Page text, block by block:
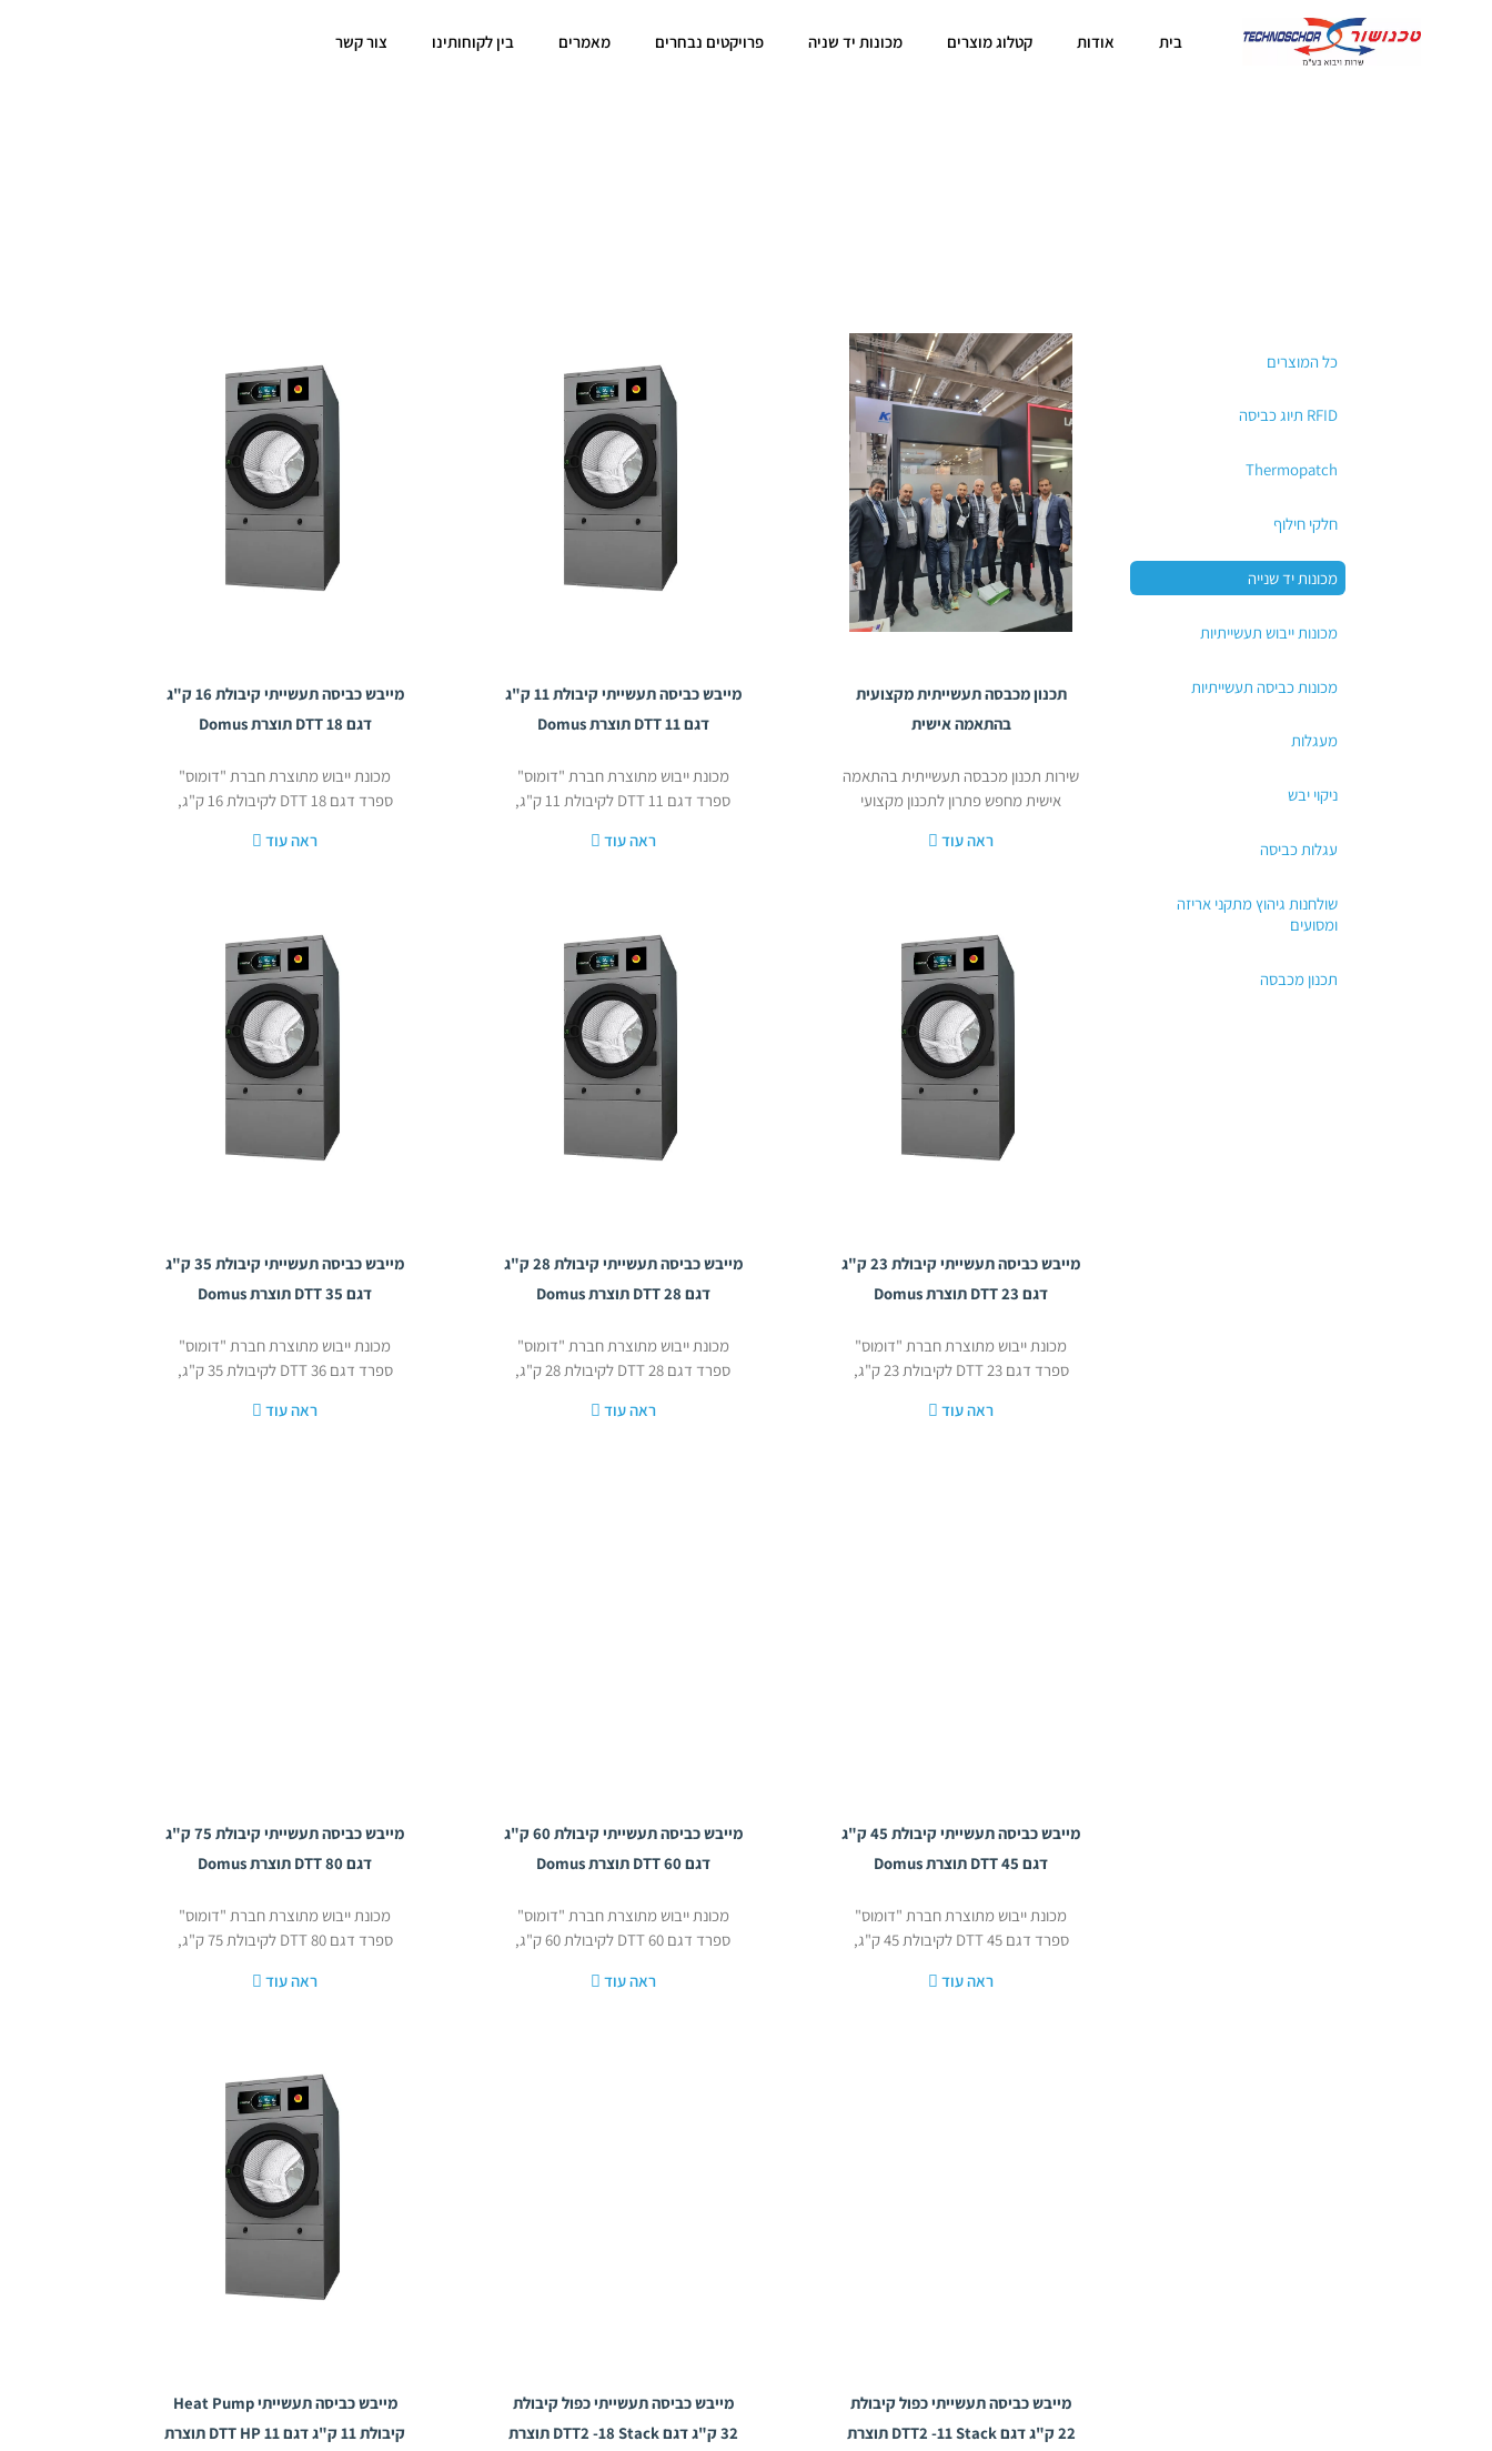
בית אודות קטלוג מוצרים מכונות יד שניה פרויקטים נבחרים מאמרים בין לקוחותינו צור קשר
כל המוצרים
RFID תיוג כביסה
Thermopatch
חלקי חילוף
מכונות יד שנייה
מכונות ייבוש תעשייתיות
מכונות כביסה תעשייתיות
מעגלות
ניקוי יבש
עגלות כביסה
שולחנות גיהוץ מתקני אריזה
ומסועים
תכנון מכבסה
תכנון מכבסה תעשייתית מקצועית
בהתאמה אישית
שירות תכנון מכבסה תעשייתית בהתאמה
אישית מחפש פתרון לתכנון מקצועי
ראה עוד
מייבש כביסה תעשייתי קיבולת 11 ק"ג
דגם DTT 11 תוצרת Domus
מכונת ייבוש מתוצרת חברת "דומוס"
ספרד דגם 11 DTT לקיבולת 11 ק"ג,
ראה עוד
מייבש כביסה תעשייתי קיבולת 16 ק"ג
דגם DTT 18 תוצרת Domus
מכונת ייבוש מתוצרת חברת "דומוס"
ספרד דגם 18 DTT לקיבולת 16 ק"ג,
ראה עוד
מייבש כביסה תעשייתי קיבולת 23 ק"ג
דגם DTT 23 תוצרת Domus
מכונת ייבוש מתוצרת חברת "דומוס"
ספרד דגם 23 DTT לקיבולת 23 ק"ג,
ראה עוד
מייבש כביסה תעשייתי קיבולת 28 ק"ג
דגם DTT 28 תוצרת Domus
מכונת ייבוש מתוצרת חברת "דומוס"
ספרד דגם 28 DTT לקיבולת 28 ק"ג,
ראה עוד
מייבש כביסה תעשייתי קיבולת 35 ק"ג
דגם DTT 35 תוצרת Domus
מכונת ייבוש מתוצרת חברת "דומוס"
ספרד דגם 36 DTT לקיבולת 35 ק"ג,
ראה עוד
מייבש כביסה תעשייתי קיבולת 45 ק"ג
דגם DTT 45 תוצרת Domus
מכונת ייבוש מתוצרת חברת "דומוס"
ספרד דגם 45 DTT לקיבולת 45 ק"ג,
ראה עוד
מייבש כביסה תעשייתי קיבולת 60 ק"ג
דגם DTT 60 תוצרת Domus
מכונת ייבוש מתוצרת חברת "דומוס"
ספרד דגם 60 DTT לקיבולת 60 ק"ג,
ראה עוד
מייבש כביסה תעשייתי קיבולת 75 ק"ג
דגם DTT 80 תוצרת Domus
מכונת ייבוש מתוצרת חברת "דומוס"
ספרד דגם 80 DTT לקיבולת 75 ק"ג,
ראה עוד
מייבש כביסה תעשייתי כפול קיבולת
22 ק"ג דגם DTT2 -11 Stack תוצרת
מייבש כביסה תעשייתי כפול קיבולת
32 ק"ג דגם DTT2 -18 Stack תוצרת
מייבש כביסה תעשייתי Heat Pump
קיבולת 11 ק"ג דגם 11 DTT HP תוצרת